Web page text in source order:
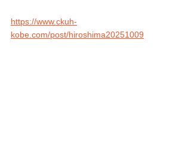
https://www.ckuh-
kobe.com/post/hiroshima20251009